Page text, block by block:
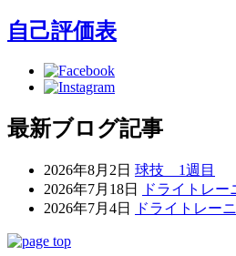
自己評価表
最新ブログ記事
2026年8月2日 球技 1週目
2026年7月18日
ドライトレー
2026年7月4日
ドライトレー